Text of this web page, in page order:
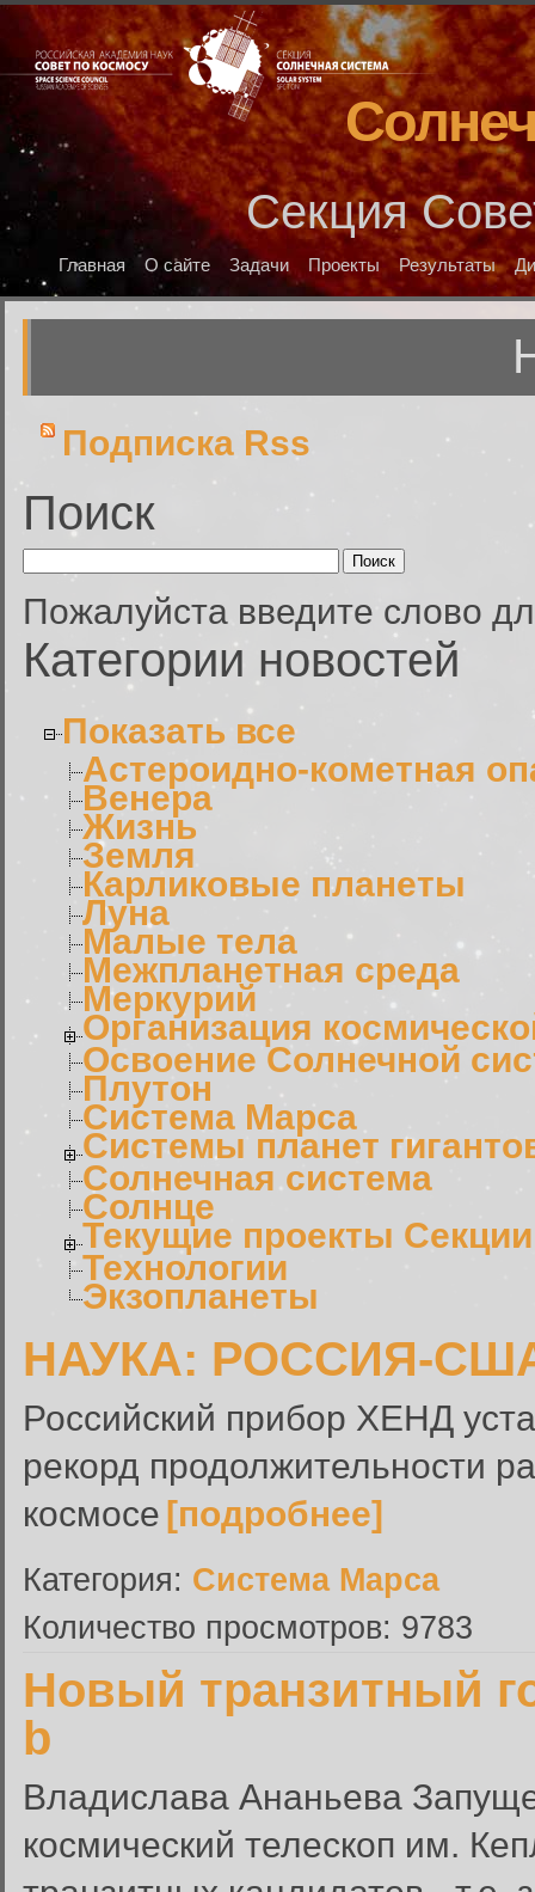
Секция
Главная О сайте Задачи Проекты Результаты
Подписка Rss
Поиск
Пожалуйста введите слово
Категории новостей
Показать все
Астероидно-кометная
Венера
Жизнь
Земля
Карликовые планеты
Луна
Малые тела
Межпланетная среда
Меркурий
Организация
Освоение Солнечной
Плутон
Система Марса
Системы планет
Солнечная система
Солнце
Текущие проекты Секции
Технологии
Экзопланеты
НАУКА: РОССИЯ-
Российский прибор ХЕНД
рекорд продолжительности
космосе [подробнее]
Категория: Система Марса
Количество просмотров: 9783
Новый транзитный
b
Владислава Ананьева
космический телескоп им.